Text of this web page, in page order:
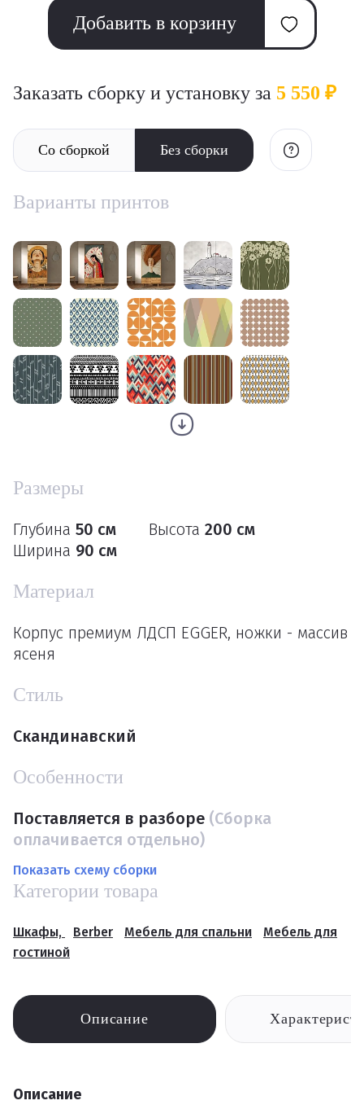
Добавить в корзину
Заказать сборку и установку за 5 550 ₽
Со сборкой Без сборки
Варианты принтов
Размеры
Глубина 50 см Высота 200 см
Ширина 90 см
Материал
Корпус премиум ЛДСП EGGER, ножки - массив
ясеня
Стиль
Скандинавский
Особенности
Поставляется в разборе (Сборка
оплачивается отдельно)
Показать схему сборки
Категории товара
Шкафы, Berber Мебель для спальни
Мебель для
гостиной
Описание
Описание